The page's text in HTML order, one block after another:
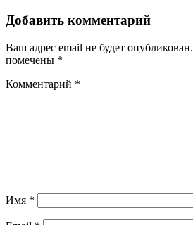
Добавить комментарий
Ваш адрес email не будет опубликован.
помечены *
Комментарий *
Имя *